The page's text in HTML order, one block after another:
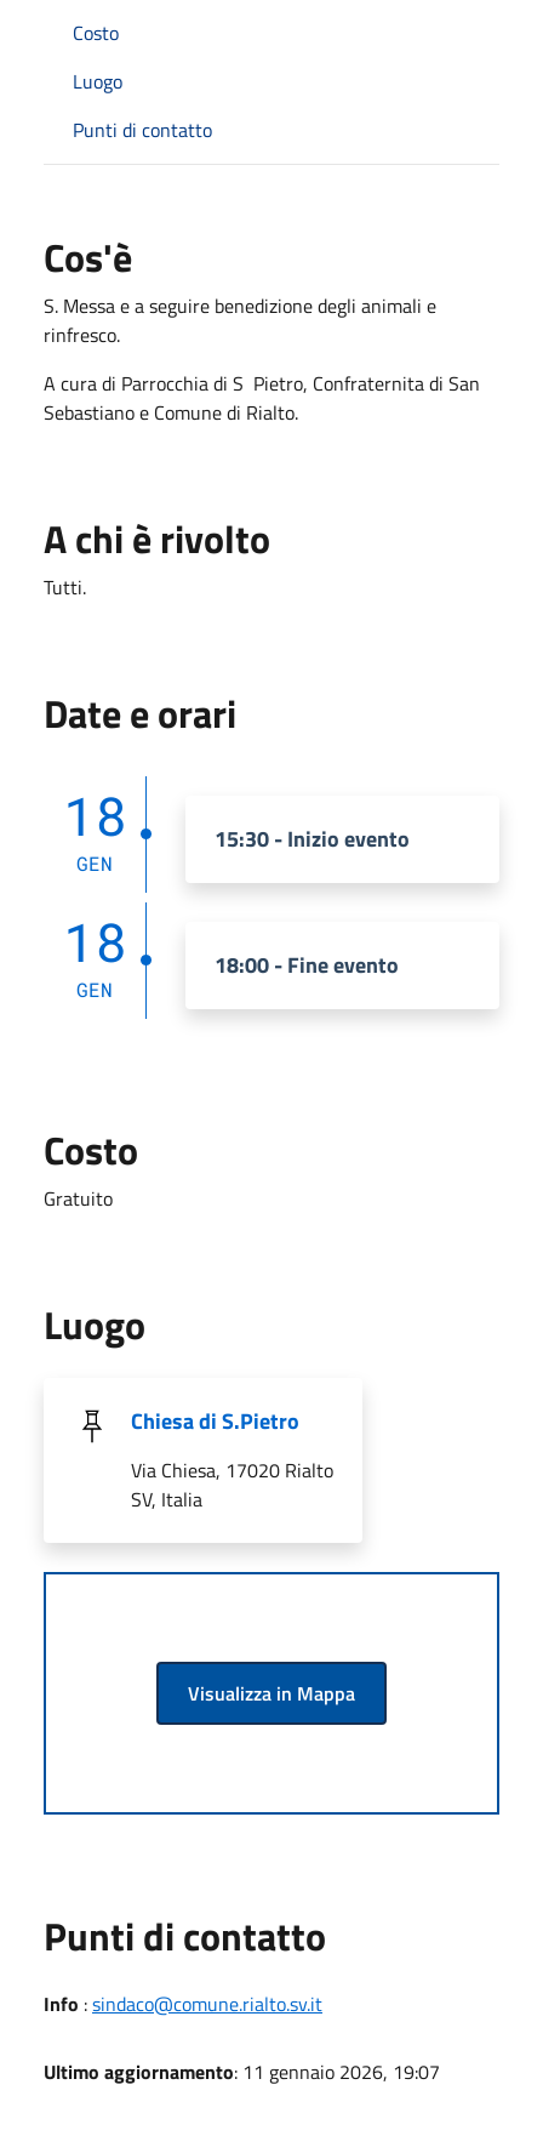
Costo
Luogo
Punti di contatto
Cos'è
S. Messa e a seguire benedizione degli animali e
rinfresco.
A cura di Parrocchia di S Pietro, Confraternita di San
Sebastiano e Comune di Rialto.
A chi è rivolto
Tutti.
Date e orari
18
GEN
15:30 - Inizio evento
18
GEN
18:00 - Fine evento
Costo
Gratuito
Luogo
Chiesa di S.Pietro
Via Chiesa, 17020 Rialto
SV, Italia
Visualizza in Mappa
Punti di contatto
Info :sindaco@comune.rialto.sv.it
Ultimo aggiornamento: 11 gennaio 2026, 19:07